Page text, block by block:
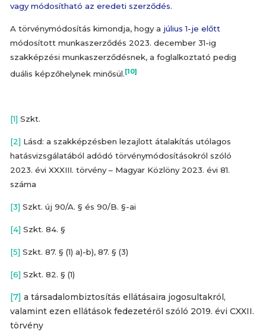
vagy módosítható az eredeti szerződés.
A törvénymódosítás kimondja, hogy a július 1-je előtt
módosított munkaszerződés 2023. december 31-ig
szakképzési munkaszerződésnek, a foglalkoztató pedig
duális képzőhelynek minősül.[10]
[1] Szkt.
[2] Lásd: a szakképzésben lezajlott átalakítás utólagos
hatásvizsgálatából adódó törvénymódosításokról szóló
2023. évi XXXIII. törvény – Magyar Közlöny 2023. évi 81.
száma
[3] Szkt. új 90/A. § és 90/B. §-ai
[4] Szkt. 84. §
[5] Szkt. 87. § (1) a)-b), 87. § (3)
[6] Szkt. 82. § (1)
[7] a társadalombiztosítás ellátásaira jogosultakról,
valamint ezen ellátások fedezetéről szóló 2019. évi CXXII.
törvény